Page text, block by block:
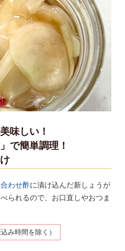
味しい！
で簡単調理！
わせ酢に漬け込んだ新しょうが
られるので、お口直しやおつま
み時間を除く）